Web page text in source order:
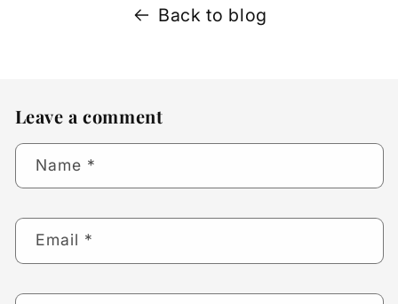
Back to blog
Leave a comment
Name *
Email *